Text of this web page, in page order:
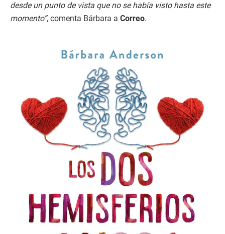
desde un punto de vista que no se había visto hasta este
momento”, comenta Bárbara a Correo.